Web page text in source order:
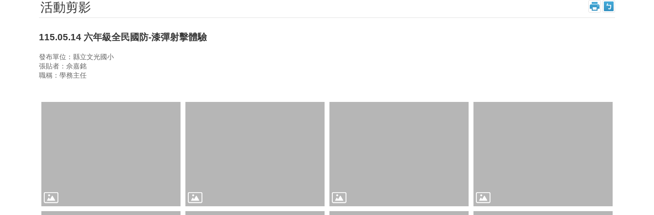
活動剪影
115.05.14 六年級全民國防-漆彈射擊體驗
發布單位：縣立文光國小
張貼者：佘嘉銘
職稱：學務主任